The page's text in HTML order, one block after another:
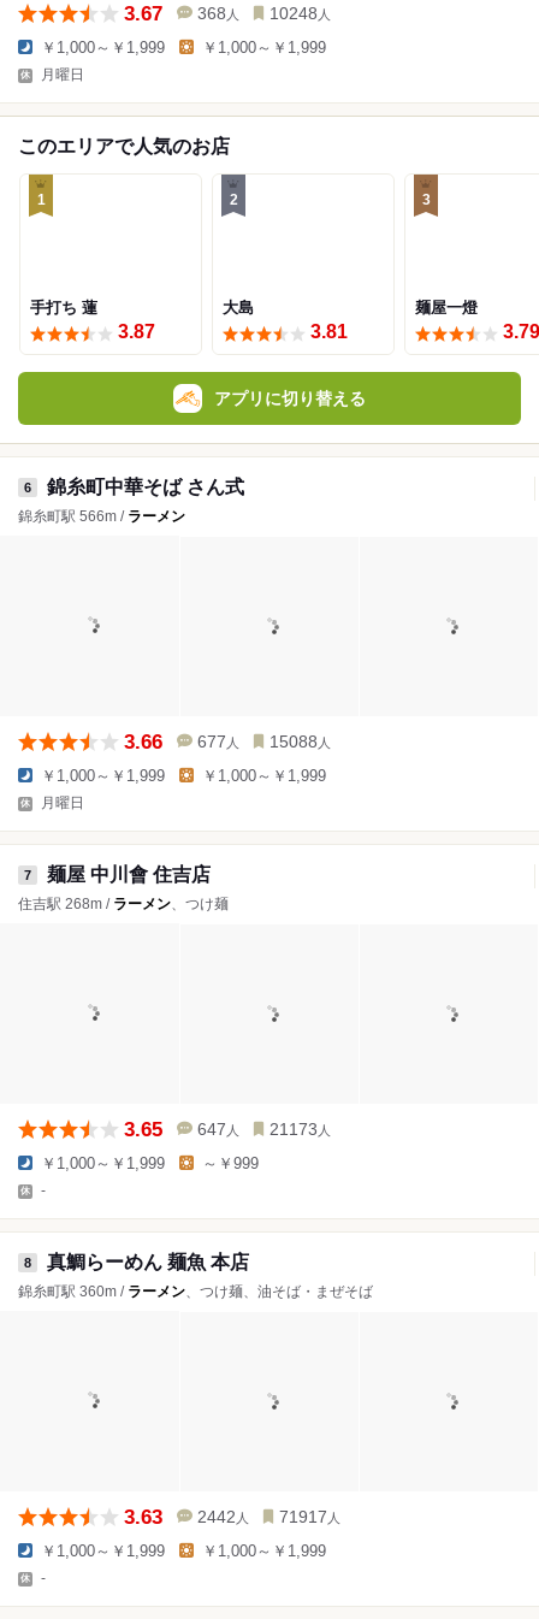
3.67 368 人 10248 人
￥1,000～￥1,999 ￥1,000～￥1,999
月曜日
このエリアで人気のお店
1
手打ち 蓮
3.87
2
大島
3.81
3
麺屋一燈
3.79
アプリに切り替える
6 錦糸町中華そば さん式
錦糸町駅 566m / ラーメン
3.66 677 人 15088 人
￥1,000～￥1,999 ￥1,000～￥1,999
月曜日
7 麺屋 中川會 住吉店
住吉駅 268m / ラーメン、つけ麺
3.65 647 人 21173 人
￥1,000～￥1,999 ～￥999
-
8 真鯛らーめん 麺魚 本店
錦糸町駅 360m / ラーメン、つけ麺、油そば・まぜそば
3.63 2442 人 71917 人
￥1,000～￥1,999 ￥1,000～￥1,999
-